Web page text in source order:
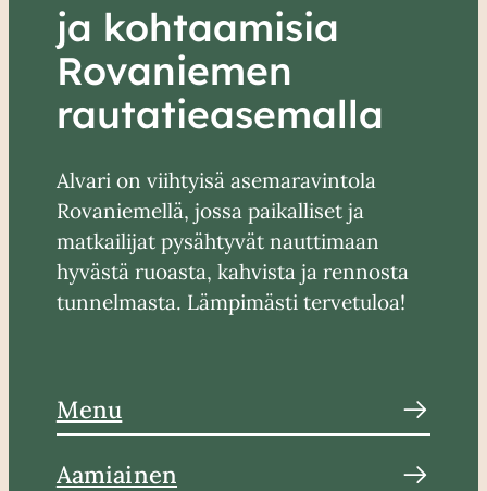
ja kohtaamisia
Rovaniemen
rautatieasemalla
Alvari on viihtyisä asemaravintola
Rovaniemellä, jossa paikalliset ja
matkailijat pysähtyvät nauttimaan
hyvästä ruoasta, kahvista ja rennosta
tunnelmasta. Lämpimästi tervetuloa!
Menu
Aamiainen